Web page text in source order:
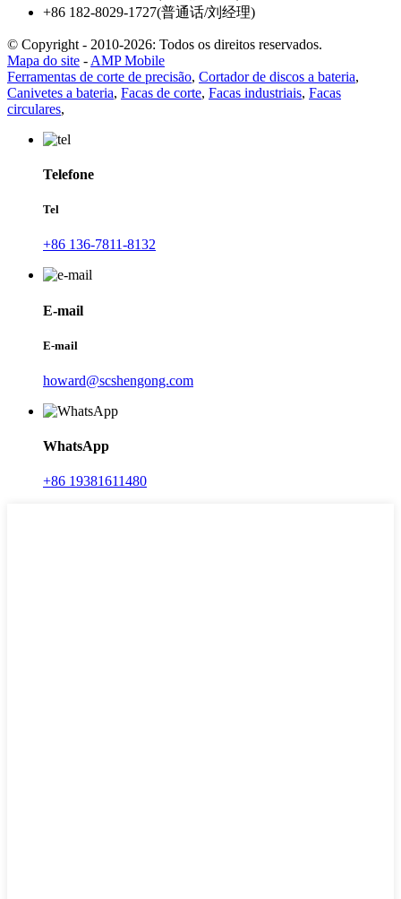
+86 182-8029-1727(普通话/刘经理)
© Copyright - 2010-2026: Todos os direitos reservados.
Mapa do site - AMP Mobile
Ferramentas de corte de precisão, Cortador de discos a bateria,
Canivetes a bateria, Facas de corte, Facas industriais, Facas
circulares,
Telefone
Tel
+86 136-7811-8132
E-mail
E-mail
howard@scshengong.com
WhatsApp
+86 19381611480